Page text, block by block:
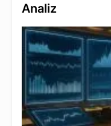
Analiz